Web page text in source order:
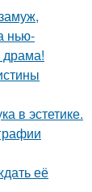
нью-
драма!
в эстетике.
её